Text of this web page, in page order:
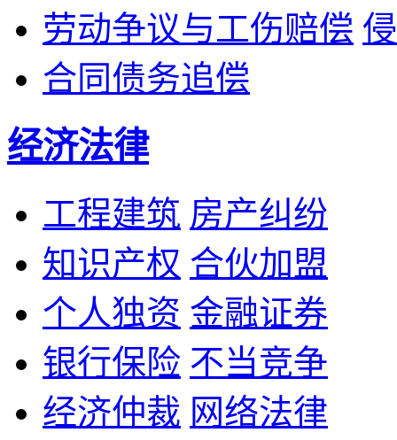
劳动争议与工伤赔偿
合同债务追偿
经济法律
工程建筑 房产纠纷
知识产权 合伙加盟
个人独资 金融证券
银行保险 不当竞争
经济仲裁 网络法律